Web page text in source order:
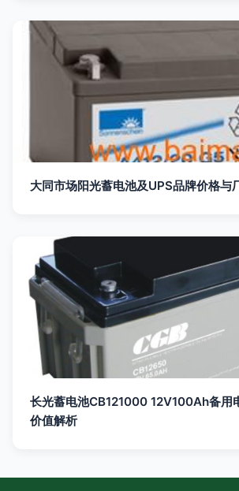
大同市场阳光蓄电池及UPS品牌价格与
长光蓄电池CB121000 12V100Ah备用
价值解析